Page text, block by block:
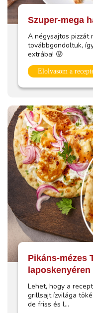
Szuper-mega
A négysajtos pizzát
továbbgondoltuk,
extrába! 😜
Elolvasom a
Pikáns-mézes
laposkenyéren
Lehet, hogy a
grillsajt ízvilága
de friss és l...